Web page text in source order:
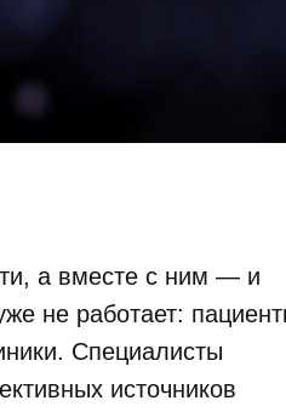
а вместе с ним — и
не работает:
Специалисты
источников